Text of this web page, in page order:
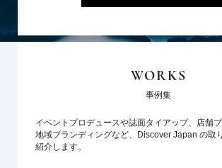
WORKS
事例集
イベントプロデュースや誌面タイアップ、店舗プ
地域ブランディングなど、Discover Japan の取
紹介します。